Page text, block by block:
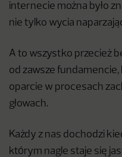
internecie można było
nie tylko wycia
A to wszystko przecież
od zawsze
oparcie w procesach
głowach.
Każdy z nas dochodzi
którym nagle staje się